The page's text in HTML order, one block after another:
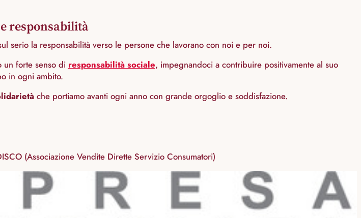
responsabilità
serio la responsabilità verso le persone che lavorano con noi e per noi.
un forte senso di responsabilità sociale, impegnandoci a contribuire positivamente al suo
in ogni ambito.
che portiamo avanti ogni anno con grande orgoglio e soddisfazione.
(Associazione Vendite Dirette Servizio Consumatori)